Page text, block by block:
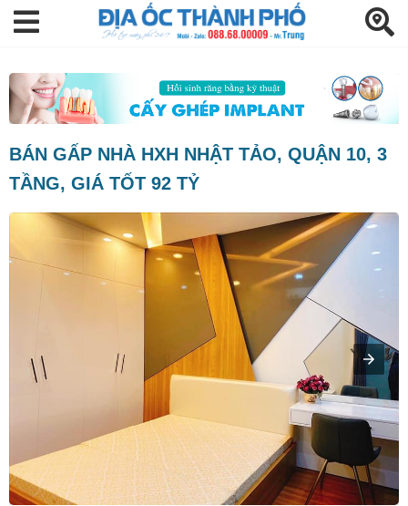
BÁN GẤP NHÀ HXH NHẬT TẢO, QUẬN 10, 3
TẦNG, GIÁ TỐT 92 TỶ